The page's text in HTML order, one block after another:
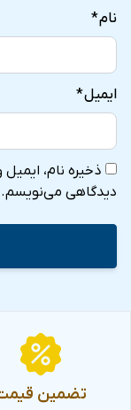
نام*
ایمیل*
ذخیره نام،
دیدگاهی می‌نویسم.
تضمین